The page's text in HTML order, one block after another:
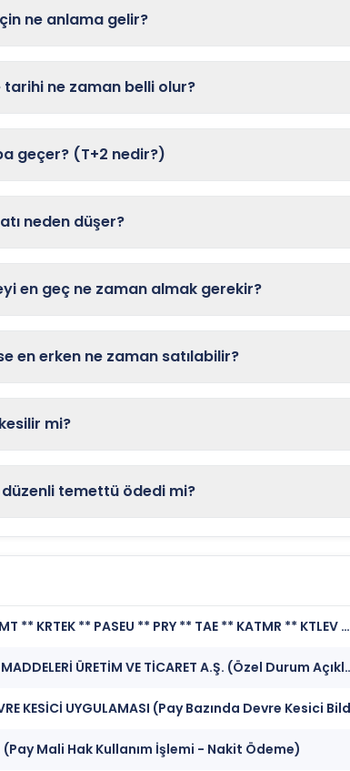
ne anlama gelir?
tarihi ne zaman belli olur?
geçer? (T+2 nedir?)
neden düşer?
en geç ne zaman almak gerekir?
en erken ne zaman satılabilir?
mi?
düzenli temettü ödedi mi?
***PCS ** TRBNK ** AVHOL ** BIGEN ** FORMT ** KRTEK ** PASEU ** PRY ** TAE ** KATMR ** KTLEV ** BRKSN ** PKZ*** KAMUYU AYDINLATMA PLATFORMU (Kamuyu Aydınlatma Platformu Duyurusu)
***BRKSN*** BERKOSAN YALITIM VE
(Pay Mali Hak Kullanım İşlemi - Nakit Ödeme)